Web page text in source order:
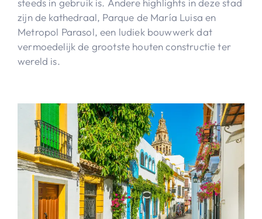
zijn de kathedraal, Parque de María Luisa en
Metropol Parasol, een ludiek bouwwerk dat
vermoedelijk de grootste houten constructie ter
wereld is.